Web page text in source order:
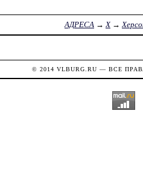
АДРЕСА→Х→
© 2014 VLBURG.RU — ВСЕ